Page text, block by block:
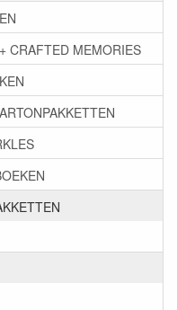
CRAFTED MEMORIES